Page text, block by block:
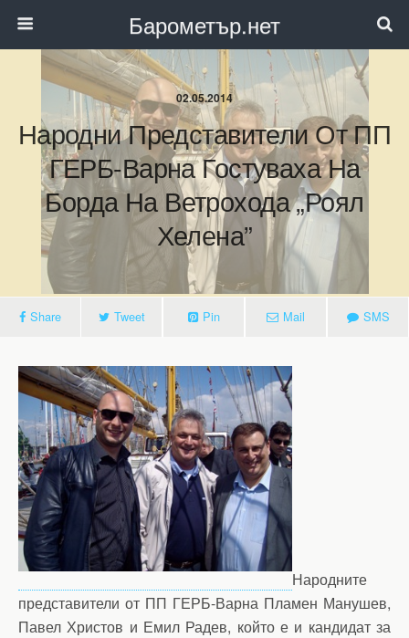
Барометър.нет
02.05.2014
Народни Представители От ПП
ГЕРБ-Варна Гостуваха На
Борда На Ветрохода „Роял
Хелена”
Share Tweet Pin Mail SMS
Народните
представители от ПП ГЕРБ-Варна Пламен Манушев,
Павел Христов и Емил Радев, който е и кандидат за